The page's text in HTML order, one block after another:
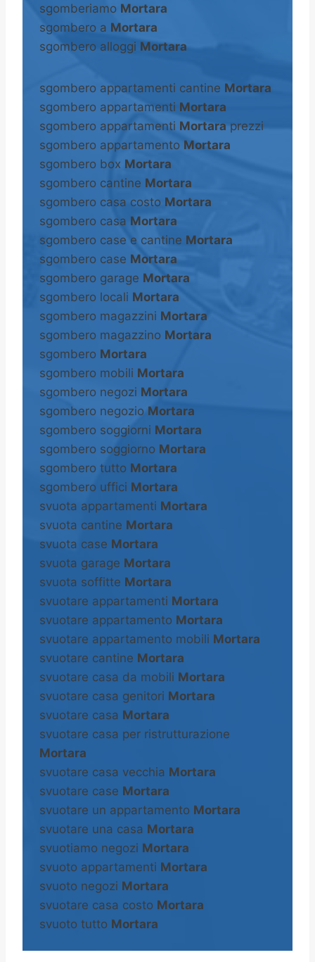
sgomberiamo Mortara
sgombero a Mortara
sgombero alloggi Mortara
sgombero appartamenti cantine Mortara
sgombero appartamenti Mortara
sgombero appartamenti Mortara prezzi
sgombero appartamento Mortara
sgombero box Mortara
sgombero cantine Mortara
sgombero casa costo Mortara
sgombero casa Mortara
sgombero case e cantine Mortara
sgombero case Mortara
sgombero garage Mortara
sgombero locali Mortara
sgombero magazzini Mortara
sgombero magazzino Mortara
sgombero Mortara
sgombero mobili Mortara
sgombero negozi Mortara
sgombero negozio Mortara
sgombero soggiorni Mortara
sgombero soggiorno Mortara
sgombero tutto Mortara
sgombero uffici Mortara
svuota appartamenti Mortara
svuota cantine Mortara
svuota case Mortara
svuota garage Mortara
svuota soffitte Mortara
svuotare appartamenti Mortara
svuotare appartamento Mortara
svuotare appartamento mobili Mortara
svuotare cantine Mortara
svuotare casa da mobili Mortara
svuotare casa genitori Mortara
svuotare casa Mortara
svuotare casa per ristrutturazione
Mortara
svuotare casa vecchia Mortara
svuotare case Mortara
svuotare un appartamento Mortara
svuotare una casa Mortara
svuotiamo negozi Mortara
svuoto appartamenti Mortara
svuoto negozi Mortara
svuotare casa costo Mortara
svuoto tutto Mortara